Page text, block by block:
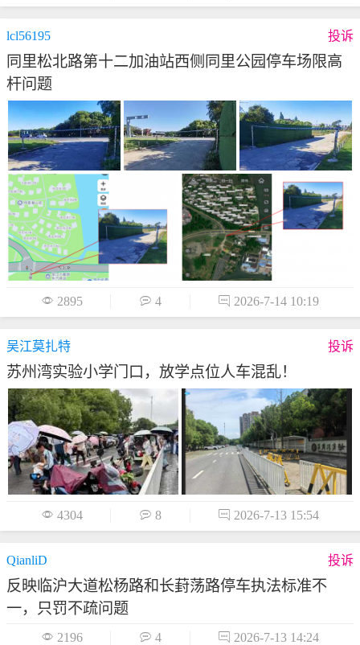
lcl56195 投诉
同里松北路第十二加油站西侧同里公园停车场限高
杆问题
 2895  4  2026-7-14 10:19
吴江莫扎特 投诉
苏州湾实验小学门口，放学点位人车混乱！
 4304  8  2026-7-13 15:54
QianliD 投诉
反映临沪大道松杨路和长葑荡路停车执法标准不
一，只罚不疏问题
 2196  4  2026-7-13 14:24